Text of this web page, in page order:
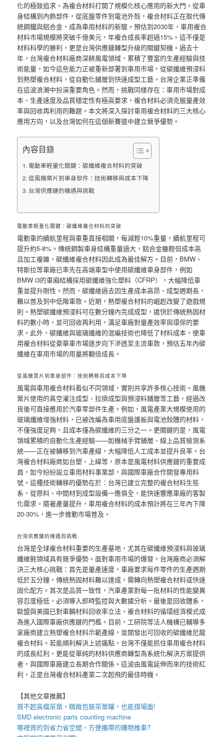
化的極致追求，為複合材料打開了規模化核心應用的新大門。從車
身結構到內飾部件，從底盤零件到電池外殼，複合材料正在取代傳
統鋼鐵與鋁合金，成為車用材料的新寵。預估到2030年，車用複合
材料市場規模將突破千億美元，年複合成長率超過15%。這不僅是
材料科學的勝利，更是台灣供應鏈轉型升級的關鍵契機。過去十
年，台灣複合材料廠商深耕風電領域，累積了豐富的生產經驗與技
術能量，如今這些能力正被重新部署到車用市場，從碳纖維預浸料
到熱塑複合材料，從自動化鋪層到快速成型工藝，台灣企業正準備
在這波浪潮中扮演重要角色。然而，挑戰同樣存在：車用市場對成
本、生產速度及品質穩定性有極高要求，複合材料必須克服量產效
率與回收再利用的難題。本文將深入探討車用複合材料的三大核心
應用方向，以及台灣如何在這個新賽道中建立競爭優勢。
內容目錄
電動車輕量化關鍵：碳纖維複合材料的突破
從風機葉片到車身部件：技術轉移與成本下降
台灣供應鏈的機遇與挑戰
電動車輕量化關鍵：碳纖維複合材料的突破
電動車的續航里程與車重直接相關，每減輕10%重量，續航里程可
提升約5-8%。傳統鋼製車身結構重量過大，鋁合金雖輕但成本高
且加工複雜，碳纖維複合材料因此成為最佳解方。目前，BMW、
特斯拉等車廠已率先在高端車型中使用碳纖維車身部件，例如
BMW i3的車廂結構採用碳纖維強化塑料（CFRP），大幅降低車
重並提升剛性。然而，碳纖維過去因生產成本高昂、成型週期長，
難以普及到中低階車款。近期，熱塑複合材料的崛起改變了遊戲規
則。熱塑碳纖維預浸料可在數分鐘內完成成型，遠快於傳統熱固材
料的數小時，並可回收再利用，滿足車廠對量產效率與環保的要
求。此外，碳纖維與玻璃纖維的混編技術也降低了材料成本，使車
用複合材料從豪華車市場逐步向下滲透至主流車款，預估五年內碳
纖維在車用市場的用量將翻倍成長。
從風機葉片到車身部件：技術轉移與成本下降
風電與車用複合材料看似不同領域，實則共享許多核心技術。風機
葉片使用的真空灌注成型、拉擠成型與預浸料鋪層等工藝，經過改
良後可直接應用於汽車零部件生產。例如，風電產業大規模使用的
玻璃纖維增強材料，已被改編為車用底盤護板與電池殼體的材料，
不僅強度足夠，且成本僅為碳纖維的三分之一。更關鍵的是，風電
領域累積的自動化生產經驗——如機械手臂鋪層、線上品質檢測系
統——正在被轉移到汽車產線，大幅降低人工成本並提升良率。台
灣複合材料廠商如台塑、上緯等，原本是風電材料供應鏈的重要成
員，如今紛紛設立車用材料事業部，與國際車廠合作開發專用料
號。這種技術轉移的優勢在於：台灣已建立完整的複合材料生態
系，從原料、中間材到成型設備一應俱全，能快速響應車廠的客製
化需求。隨著產量提升，車用複合材料的成本預計將在三年內下降
20-30%，進一步推動市場普及。
台灣供應鏈的機遇與挑戰
台灣是全球複合材料重要的生產基地，尤其在碳纖維預浸料與玻璃
纖維氈領域具有競爭優勢。面對車用市場的爆發，台灣廠商必須解
決三大核心挑戰：首先是量產速度，車廠要求每件零件的生產週期
低於五分鐘，傳統熱固材料難以達成，需轉向熱塑複合材料或快速
固化配方。其次是品質一致性，汽車產業對每一批材料的性能變異
容忍度極低，必須導入即時監控與大數據分析。最後是回收體系，
歐盟與美國已對車輛材料回收率立法，複合材料的循環經濟模式成
為進入國際車廠供應鏈的門檻。目前，工研院等法人機構已輔導多
家廠商建立熱塑複合材料示範產線，並開發出可回收的碳纖維尼龍
複合材料。若能順利解決上述痛點，台灣不僅能抓住車用複合材料
的成長紅利，更能從單純的材料供應商轉型為系統化解決方案提供
者，與國際車廠建立長期合作關係。這波由風電延伸而來的技術紅
利，正是台灣複合材料產業二次起飛的最佳時機。
【其他文章推薦】
買不起高檔茶葉，精緻包裝茶葉罐 ，也能撐場面!
SMD electronic parts counting machine
哪裡買的到省力省空間，方便攜帶的購物推車?